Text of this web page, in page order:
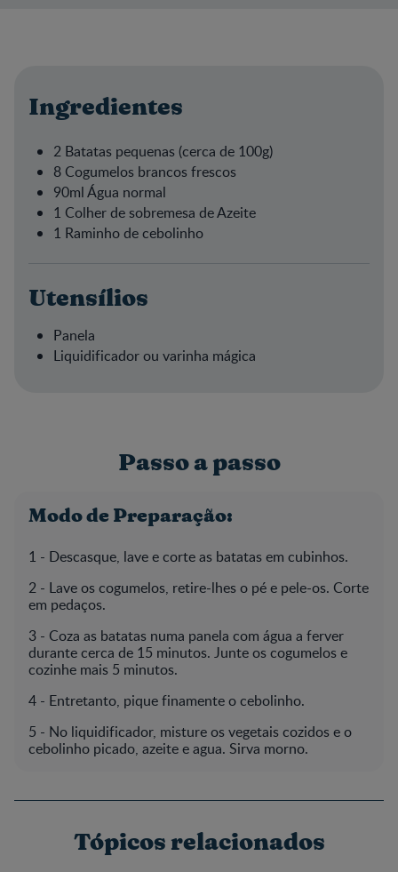
Ingredientes
2 Batatas pequenas (cerca de 100g)
8 Cogumelos brancos frescos
90ml Água normal
1 Colher de sobremesa de Azeite
1 Raminho de cebolinho
Utensílios
Panela
Liquidificador ou varinha mágica
Passo a passo
Modo de Preparação:
1 - Descasque, lave e corte as batatas em cubinhos.
2 - Lave os cogumelos, retire-lhes o pé e pele-os. Corte
em pedaços.
3 - Coza as batatas numa panela com água a ferver
durante cerca de 15 minutos. Junte os cogumelos e
cozinhe mais 5 minutos.
4 - Entretanto, pique finamente o cebolinho.
5 - No liquidificador, misture os vegetais cozidos e o
cebolinho picado, azeite e agua. Sirva morno.
Tópicos relacionados